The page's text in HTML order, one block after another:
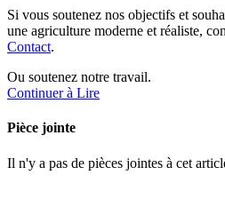
Si vous soutenez nos objectifs et
une agriculture moderne et réaliste,
Contact.
Ou soutenez notre travail.
Continuer à Lire
Pièce jointe
Il n'y a pas de pièces jointes à cet